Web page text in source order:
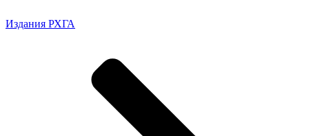
Издания РХГА